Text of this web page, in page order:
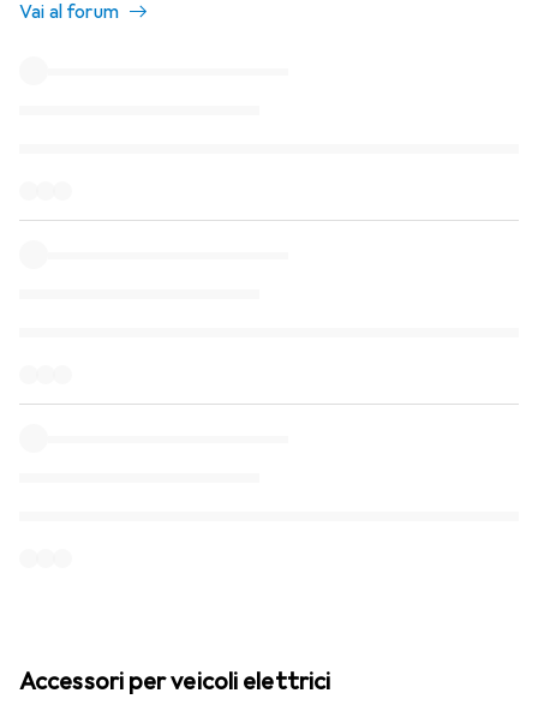
Vai al forum
Accessori per veicoli elettrici